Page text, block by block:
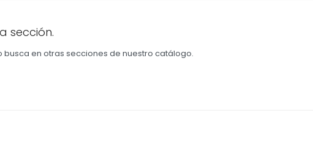
sección.
en otras secciones de nuestro catálogo.